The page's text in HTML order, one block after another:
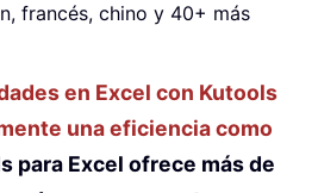
francés, chino y 40+ más
en Excel con Kutools
una eficiencia como
para Excel ofrece más de